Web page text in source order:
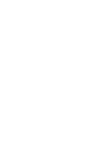
nötig) ✓ All-In-
✓ Keyword-
Optimierung ✓
Optimierung ✓